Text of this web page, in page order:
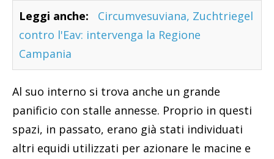
Leggi anche:
Circumvesuviana, Zuchtriegel
contro l'Eav: intervenga la Regione
Campania
Al suo interno si trova anche un grande
panificio con stalle annesse. Proprio in questi
spazi, in passato, erano già stati individuati
altri equidi utilizzati per azionare le macine e